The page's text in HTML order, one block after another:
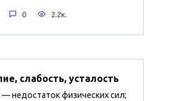
0 2.2к.
слабость, усталость
— недостаток физических сил;